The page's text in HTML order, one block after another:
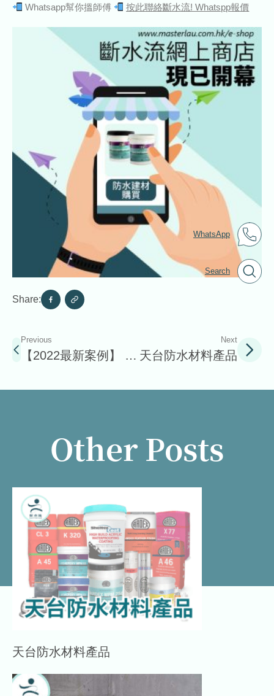
WhatsApp
Search
Whatsapp幫你搵師傅 按此聯絡斷水流! Whatspp報價
Share:
Previous
【2022最新案例】 中
防水層維修翻新實錄
Next
天台防水材料產品
Other Posts
天台防水材料產品